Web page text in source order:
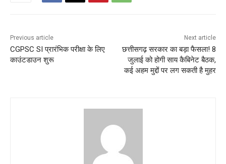
Previous article
CGPSC SI प्रारंभिक परीक्षा के लिए
काउंटडाउन शुरू
Next article
छत्तीसगढ़ सरकार का बड़ा फैसला! 8
जुलाई को होगी साय कैबिनेट बैठक,
कई अहम मुद्दों पर लग सकती है मुहर